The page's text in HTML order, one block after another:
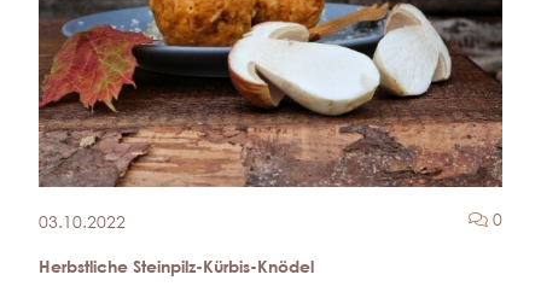
03.10.2022 0
Herbstliche Steinpilz-Kürbis-Knödel